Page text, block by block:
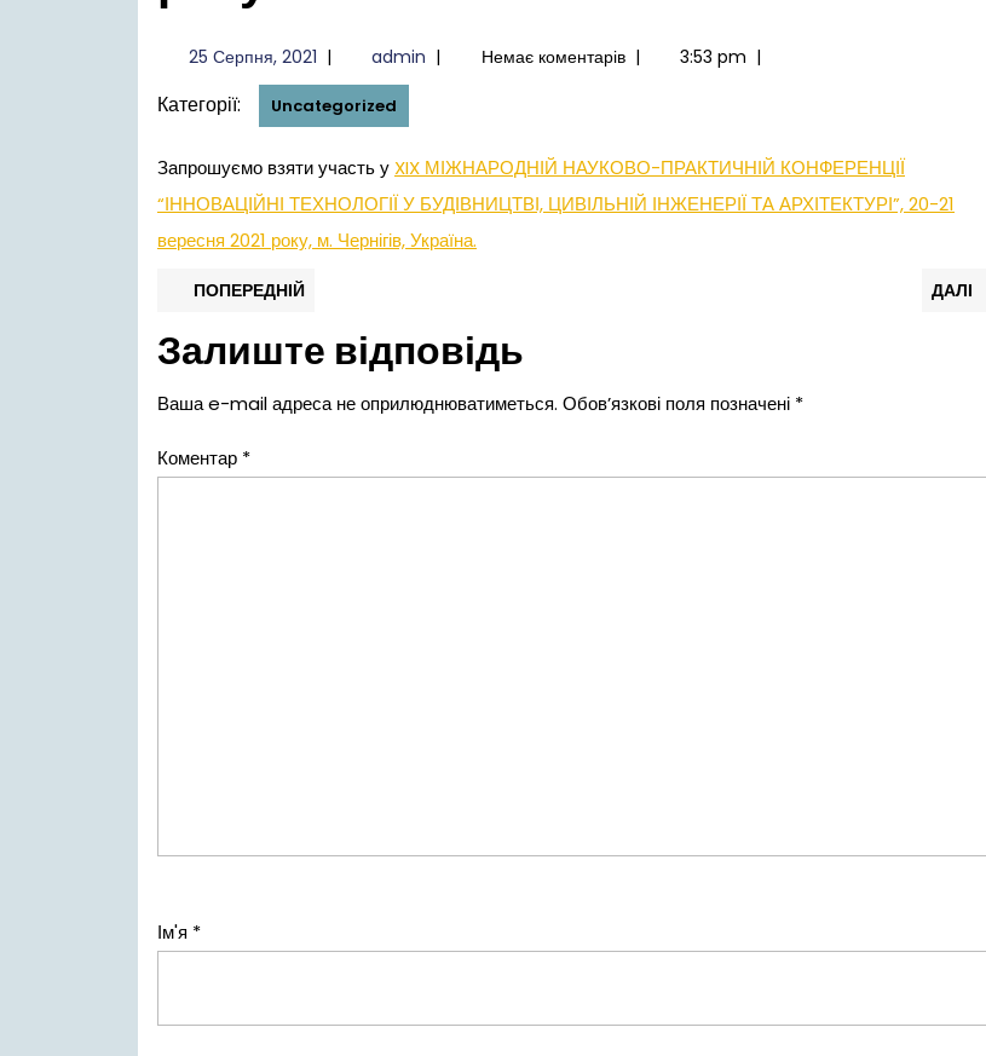
25 Серпня, 202125
Серпня,
2021
| admin admin
| Немає коментарів | 3:53 pm |
Категорії: Uncategorized
Запрошуємо взяти участь у XIX МІЖНАРОДНІЙ НАУКОВО-ПРАКТИЧНІЙ КОНФЕРЕНЦІЇ
“ІННОВАЦІЙНІ ТЕХНОЛОГІЇ У БУДІВНИЦТВІ, ЦИВІЛЬНІЙ ІНЖЕНЕРІЇ ТА АРХІТЕКТУРІ”, 20-21
вересня 2021 року, м. Чернігів, Україна.
Навігація
записів
ПОПЕРЕДНІЙ ДАЛІ
Залиште відповідь
Ваша e-mail адреса не оприлюднюватиметься. Обов’язкові поля позначені *
Коментар *
Ім'я *